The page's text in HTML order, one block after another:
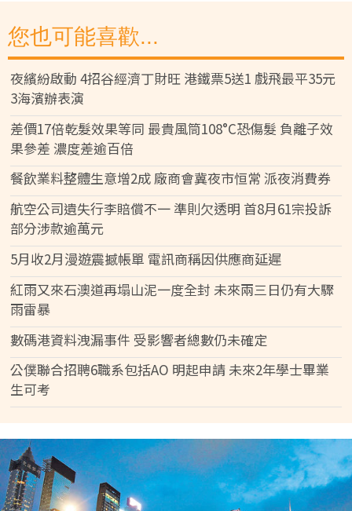
您也可能喜歡...
夜繽紛啟動 4招谷經濟丁財旺 港鐵票5送1 戲飛最平35元
3海濱辦表演
差價17倍乾髮效果等同 最貴風筒108°C恐傷髮 負離子效
果參差 濃度差逾百倍
餐飲業料整體生意增2成 廠商會冀夜市恒常 派夜消費券
航空公司遺失行李賠償不一 準則欠透明 首8月61宗投訴
部分涉款逾萬元
5月收2月漫遊震撼帳單 電訊商稱因供應商延遲
紅雨又來石澳道再塌山泥一度全封 未來兩三日仍有大驟
雨雷暴
數碼港資料洩漏事件 受影響者總數仍未確定
公僕聯合招聘6職系包括AO 明起申請 未來2年學士畢業
生可考